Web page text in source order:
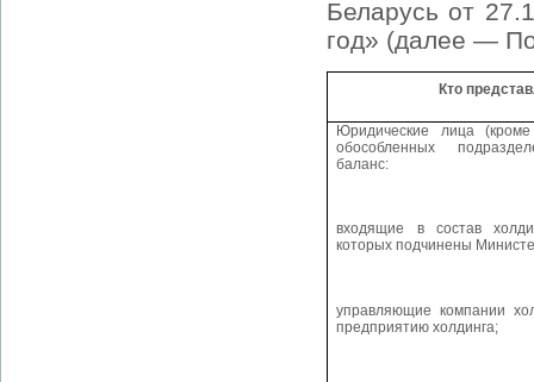
Беларусь от
год» (далее —
Кто
Юридические лица
обособленных
баланс:
входящие в состав
которых подчинены
управляющие компании
предприятию холдинга;